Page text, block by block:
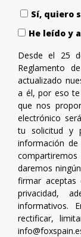
Sí, quiero
He leído y
Desde el 25
Reglamento
actualizado
a él, por eso
que nos
electrónico
tu solicitud y
información
daremos
firmar aceptas
privacidad,
informativos.
rectificar,